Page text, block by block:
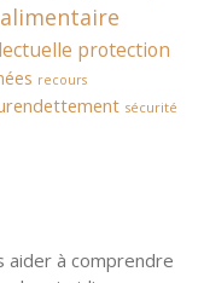
protection
recours
sécurité
aider à comprendre